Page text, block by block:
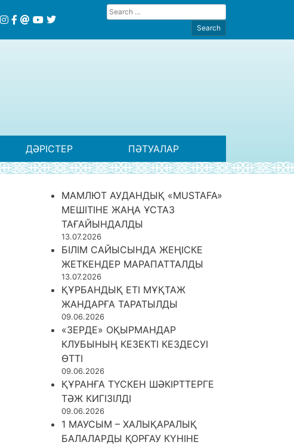
ДӘРІСТЕР ПӘТУАЛАР
МАМЛЮТ АУДАНДЫҚ «MUSTAFA»
МЕШІТІНЕ ЖАҢА ҰСТАЗ
ТАҒАЙЫНДАЛДЫ
13.07.2026
БІЛІМ САЙЫСЫНДА ЖЕҢІСКЕ
ЖЕТКЕНДЕР МАРАПАТТАЛДЫ
13.07.2026
ҚҰРБАНДЫҚ ЕТІ МҰҚТАЖ
ЖАНДАРҒА ТАРАТЫЛДЫ
09.06.2026
«ЗЕРДЕ» ОҚЫРМАНДАР
КЛУБЫНЫҢ КЕЗЕКТІ КЕЗДЕСУІ
ӨТТІ
09.06.2026
ҚҰРАНҒА ТҮСКЕН ШӘКІРТТЕРГЕ
ТӘЖ КИГІЗІЛДІ
09.06.2026
1 МАУСЫМ – ХАЛЫҚАРАЛЫҚ
БАЛАЛАРДЫ ҚОРҒАУ КҮНІНЕ